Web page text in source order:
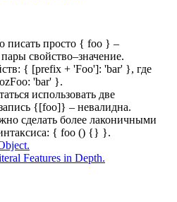
просто { foo } –
свойство–значение.
{ [prefix + 'Foo']: 'bar' }, где
'bar' }.
использовать две
{[foo]} – невалидна.
сделать более лаконичными
{ foo () {} }.
Features in Depth.